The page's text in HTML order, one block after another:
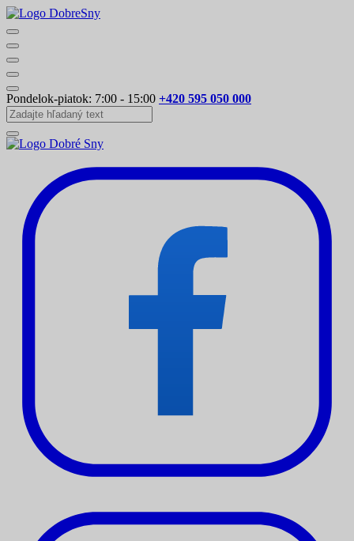
Pondelok-piatok: 7:00 - 15:00 +420 595 050 000